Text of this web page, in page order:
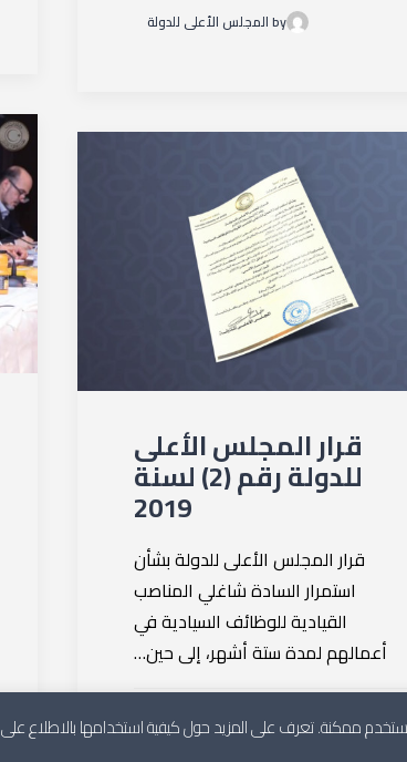
by المجلس الأعلى للدولة
قرار المجلس الأعلى
للدولة رقم (2) لسنة
2019
قرار المجلس الأعلى للدولة بشأن
استمرار السادة شاغلي المناصب
القيادية للوظائف السيادية في
أعمالهم لمدة ستة أشهر، إلى حين…
by المجلس الأعلى للدولة
ممكنة. تعرف على المزيد حول كيفية استخدامها بالاطلاع على